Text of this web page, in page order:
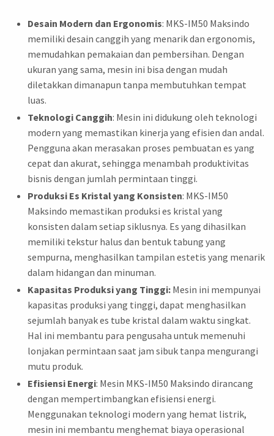
Desain Modern dan Ergonomis: MKS-IM50 Maksindo
memiliki desain canggih yang menarik dan ergonomis,
memudahkan pemakaian dan pembersihan. Dengan
ukuran yang sama, mesin ini bisa dengan mudah
diletakkan dimanapun tanpa membutuhkan tempat
luas.
Teknologi Canggih: Mesin ini didukung oleh teknologi
modern yang memastikan kinerja yang efisien dan andal.
Pengguna akan merasakan proses pembuatan es yang
cepat dan akurat, sehingga menambah produktivitas
bisnis dengan jumlah permintaan tinggi.
Produksi Es Kristal yang Konsisten: MKS-IM50
Maksindo memastikan produksi es kristal yang
konsisten dalam setiap siklusnya. Es yang dihasilkan
memiliki tekstur halus dan bentuk tabung yang
sempurna, menghasilkan tampilan estetis yang menarik
dalam hidangan dan minuman.
Kapasitas Produksi yang Tinggi: Mesin ini mempunyai
kapasitas produksi yang tinggi, dapat menghasilkan
sejumlah banyak es tube kristal dalam waktu singkat.
Hal ini membantu para pengusaha untuk memenuhi
lonjakan permintaan saat jam sibuk tanpa mengurangi
mutu produk.
Efisiensi Energi: Mesin MKS-IM50 Maksindo dirancang
dengan mempertimbangkan efisiensi energi.
Menggunakan teknologi modern yang hemat listrik,
mesin ini membantu menghemat biaya operasional